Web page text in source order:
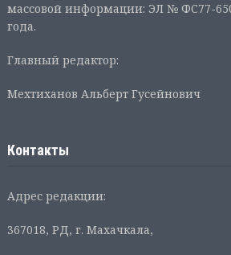
массовой информации: ЭЛ № ФС77-
года.
Главный редактор:
Мехтиханов Альберт Гусейнович
Контакты
Адрес редакции:
367018, РД, г. Махачкала,